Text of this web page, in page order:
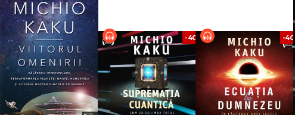
computerelor cuantice — Michio Kaku
acestea îl pot avea asupra medicinei, economiei, comunicațiilor și vieții
unei teorii capabile să explice legile fundamentale ale Universului.
-40% -